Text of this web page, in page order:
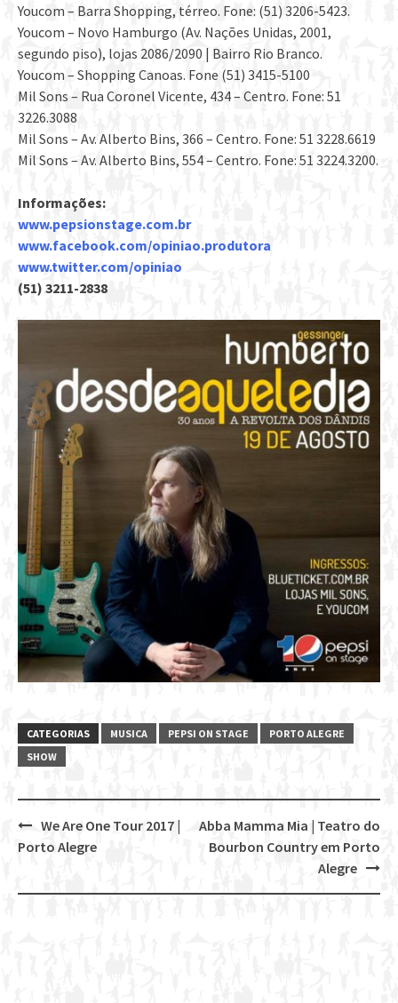
Youcom – Barra Shopping, térreo. Fone: (51) 3206-5423.
Youcom – Novo Hamburgo (Av. Nações Unidas, 2001,
segundo piso), lojas 2086/2090 | Bairro Rio Branco.
Youcom – Shopping Canoas. Fone (51) 3415-5100
Mil Sons – Rua Coronel Vicente, 434 – Centro. Fone: 51
3226.3088
Mil Sons – Av. Alberto Bins, 366 – Centro. Fone: 51 3228.6619
Mil Sons – Av. Alberto Bins, 554 – Centro. Fone: 51 3224.3200.
Informações:
www.pepsionstage.com.br
www.facebook.com/opiniao.produtora
www.twitter.com/opiniao
(51) 3211-2838
CATEGORIAS MUSICA PEPSI ON STAGE
PORTO ALEGRE
SHOW
Post
Abba Mamma Mia | Teatro do
Bourbon Country em Porto
Alegre
We Are One Tour 2017 |
Porto Alegre